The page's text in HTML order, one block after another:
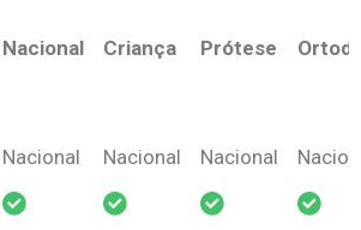
Nacional Criança Prótese
Nacional Criança Prótese
Nacional Nacional Nacional